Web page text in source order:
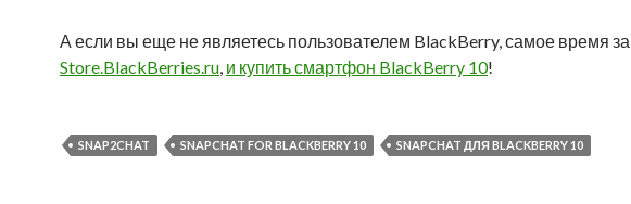
А если вы еще не являетесь пользователем BlackBerry, самое время
Store.BlackBerries.ru, и купить смартфон BlackBerry 10!
SNAP2CHAT SNAPCHAT FOR BLACKBERRY 10 SNAPCHAT ДЛЯ BLACKBERRY 10